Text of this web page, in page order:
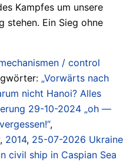
Kampfes um unsere
stehen. Ein Sieg ohne
/ control
„Vorwärts nach
nicht Hanoi? Alles
29-10-2024 „oh —
,
, 2014, 25-07-2026 Ukraine
civil ship in Caspian Sea